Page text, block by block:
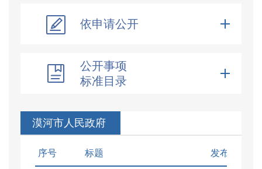
依申请公开
公开事项
标准目录
漠河市人民政府
序号 标题 发布日期